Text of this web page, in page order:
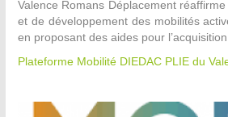
Valence Romans Déplacement
et de développement des mobilités
en proposant des aides pour
Plateforme Mobilité DIEDAC PLIE du